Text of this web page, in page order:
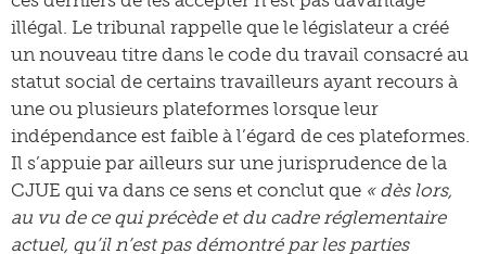
illégal. Le tribunal rappelle que le législateur a créé
un nouveau titre dans le code du travail consacré au
statut social de certains travailleurs ayant recours à
une ou plusieurs plateformes lorsque leur
indépendance est faible à l’égard de ces plateformes.
Il s’appuie par ailleurs sur une jurisprudence de la
CJUE qui va dans ce sens et conclut que « dès lors,
au vu de ce qui précède et du cadre réglementaire
actuel, qu’il n’est pas démontré par les parties